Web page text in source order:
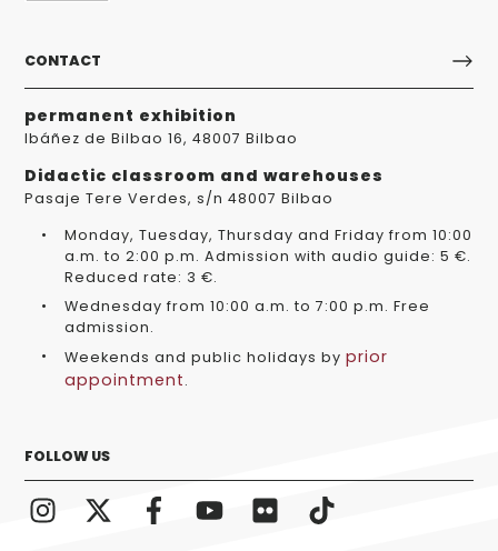
CONTACT
permanent exhibition
Ibáñez de Bilbao 16, 48007 Bilbao
Didactic classroom and warehouses
Pasaje Tere Verdes, s/n 48007 Bilbao
Monday, Tuesday, Thursday and Friday from 10:00
a.m. to 2:00 p.m. Admission with audio guide: 5 €.
Reduced rate: 3 €.
Wednesday from 10:00 a.m. to 7:00 p.m. Free
admission.
Weekends and public holidays by prior
appointment.
FOLLOW US